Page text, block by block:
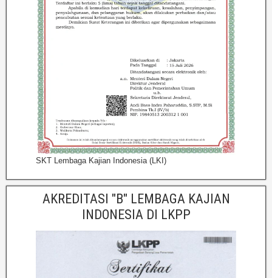
SKT Lembaga Kajian Indonesia (LKI)
AKREDITASI "B" LEMBAGA KAJIAN
INDONESIA DI LKPP